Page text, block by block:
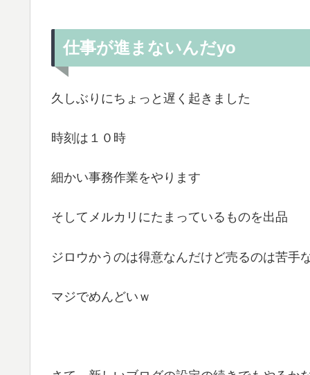
仕事が進まないんだyo
久しぶりにちょっと遅く起きました
時刻は１０時
細かい事務作業をやります
そしてメルカリにたまっているものを出品
ジロウかうのは得意なんだけど売るのは苦手
マジでめんどいｗ